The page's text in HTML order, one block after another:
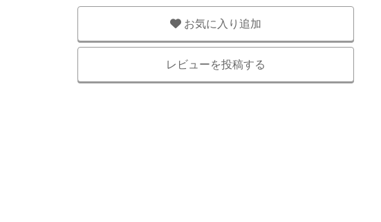
お気に入り追加
レビューを投稿する